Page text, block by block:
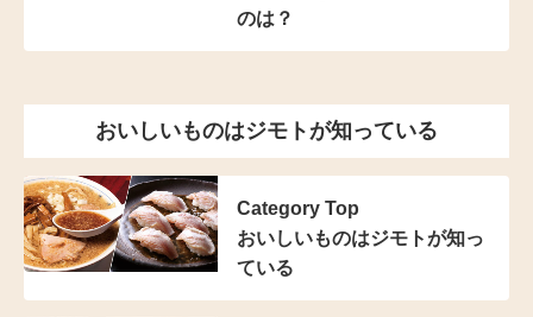
のは？
おいしいものはジモトが知っている
Category Top
おいしいものはジモトが知っ
ている